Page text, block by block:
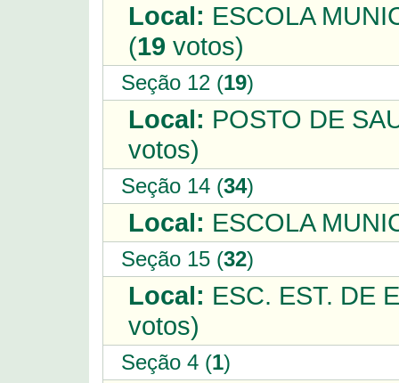
Local: ESCOLA
(19 votos)
Seção 12 (19)
Local: POSTO DE
votos)
Seção 14 (34)
Local: ESCOLA
Seção 15 (32)
Local: ESC. EST. DE
votos)
Seção 4 (1)